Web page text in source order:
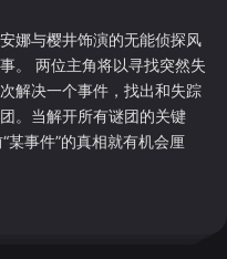
娜与樱井饰演的无能侦探风
。 两位主角将以寻找突然失
解决一个事件，找出和失踪
。当解开所有谜团的关键
某事件”的真相就有机会厘